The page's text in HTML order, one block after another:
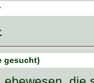
gesucht)